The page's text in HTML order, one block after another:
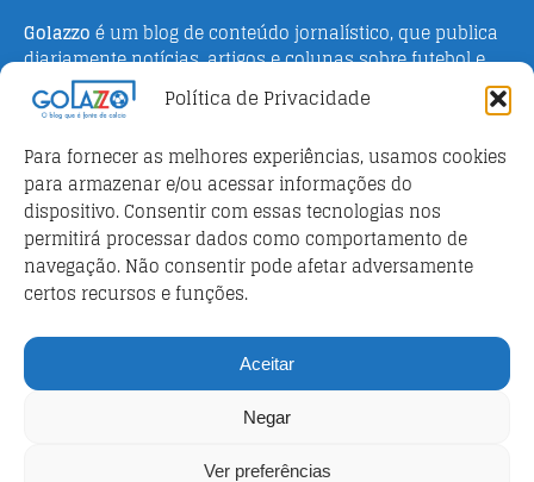
Política de Privacidade
Para fornecer as melhores experiências, usamos cookies
para armazenar e/ou acessar informações do
dispositivo. Consentir com essas tecnologias nos
permitirá processar dados como comportamento de
navegação. Não consentir pode afetar adversamente
certos recursos e funções.
Aceitar
Negar
Ver preferências
Golazzo é um blog de conteúdo jornalístico, que publica
diariamente notícias, artigos e colunas sobre futebol e
campeonato italiano. Fundado em 2016 pelo jornalista
Adriano Bertin, o site tem como objetivo informar o
o esporte na Itália.
Parceiros
Futebol ao vivo
Análises e prognósticos dos jogos
Política de privacidade